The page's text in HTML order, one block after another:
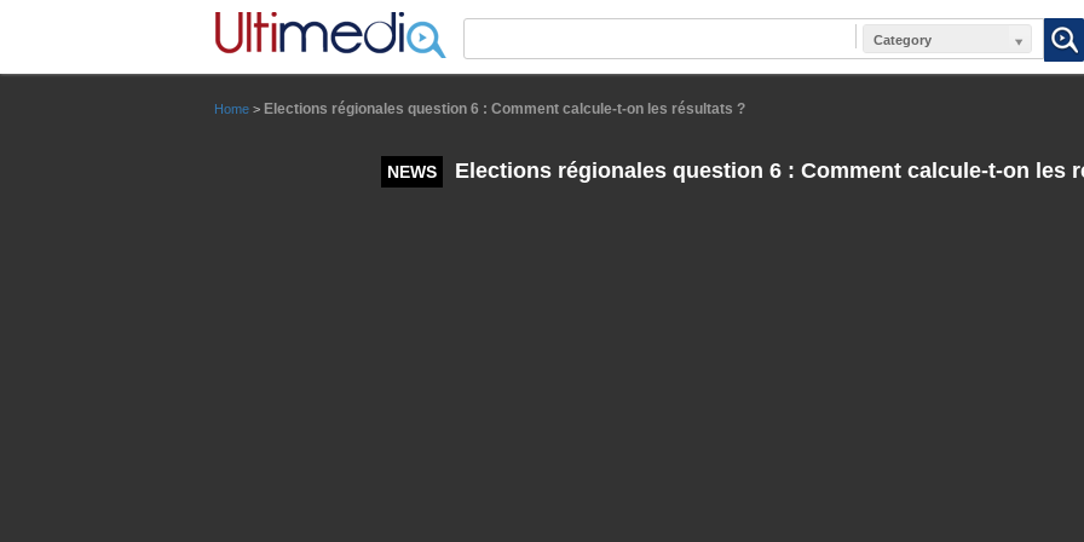
Category
Home > Elections régionales question 6 : Comment calcule-t-on les résultats ?
NEWS Elections régionales question 6 : Comment calcule-t-on les